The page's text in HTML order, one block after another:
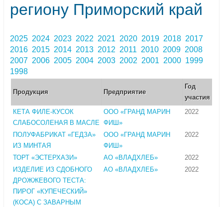
региону Приморский край
2025 2024 2023 2022 2021 2020 2019 2018 2017
2016 2015 2014 2013 2012 2011 2010 2009 2008
2007 2006 2005 2004 2003 2002 2001 2000 1999
1998
Продукция Предприятие
Год
участия
КЕТА ФИЛЕ-КУСОК
СЛАБОСОЛЕНАЯ В МАСЛЕ
ООО «ГРАНД МАРИН
ФИШ»
2022
ПОЛУФАБРИКАТ «ГЕДЗА»
ИЗ МИНТАЯ
ООО «ГРАНД МАРИН
ФИШ»
2022
ТОРТ «ЭСТЕРХАЗИ» АО «ВЛАДХЛЕБ»
2022
ИЗДЕЛИЕ ИЗ СДОБНОГО
ДРОЖЖЕВОГО ТЕСТА:
ПИРОГ «КУПЕЧЕСКИЙ»
(КОСА) С ЗАВАРНЫМ
АО «ВЛАДХЛЕБ» 2022